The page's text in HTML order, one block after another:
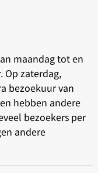
maandag tot en
Op zaterdag,
bezoekuur van
hebben andere
bezoekers per
andere